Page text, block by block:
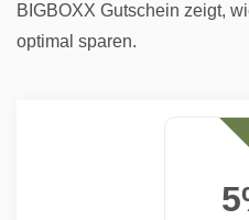
BIGBOXX Gutschein zeigt,
optimal sparen.